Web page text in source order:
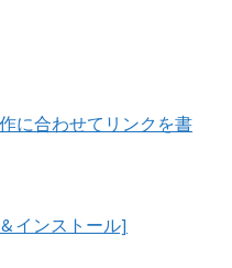
に合わせてリンクを書
インストール]